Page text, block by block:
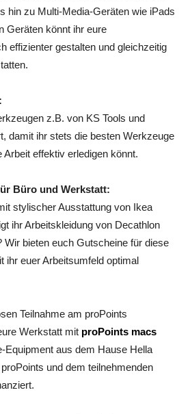
hin zu Multi-Media-Geräten wie iPads
Geräten könnt ihr eure
effizienter gestalten und gleichzeitig
z.B. von KS Tools und
damit ihr stets die besten Werkzeuge
effektiv erledigen könnt.
Büro und Werkstatt:
stylischer Ausstattung von Ikea
ihr Arbeitskleidung von Decathlon
Wir bieten euch Gutscheine für diese
ihr euer Arbeitsumfeld optimal
Teilnahme am proPoints
Werkstatt mit proPoints macs
Equipment aus dem Hause Hella
und dem teilnehmenden